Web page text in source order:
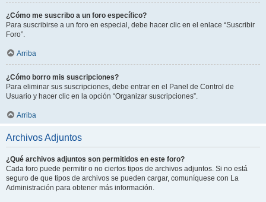
¿Cómo me suscribo a un foro específico?
Para suscribirse a un foro en especial, debe hacer clic en el enlace “Suscribir
Foro”.
Arriba
¿Cómo borro mis suscripciones?
Para eliminar sus suscripciones, debe entrar en el Panel de Control de
Usuario y hacer clic en la opción “Organizar suscripciones”.
Arriba
Archivos Adjuntos
¿Qué archivos adjuntos son permitidos en este foro?
Cada foro puede permitir o no ciertos tipos de archivos adjuntos. Si no está
seguro de que tipos de archivos se pueden cargar, comuníquese con La
Administración para obtener más información.